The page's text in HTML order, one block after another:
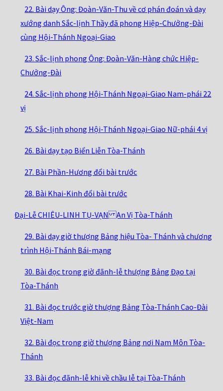
22. Bài dạy Ông: Đoàn-Văn-Thu về cơ phán đoán và dạy
xướng danh Sắc-lịnh Thầy đã phong Hiệp-Chưởng-Đài
cùng Hội-Thánh Ngoại-Giao
23. Sắc-lịnh phong Ông: Đoàn-Văn-Hàng chức Hiệp-
Chưởng-Đài
24. Sắc-lịnh phong Hội-Thánh Ngoại-Giao Nam-phái 22
vị
25. Sắc-lịnh phong Hội-Thánh Ngoại-Giao Nữ-phái 4 vị
26. Bài dạy tạo Biển Liễn Tòa-Thánh
27. Bài Phần-Hương đổi bài trước
28. Bài Khai-Kinh đổi bài trước
Đại-Lễ CHIÊU-LINH TỤ-VẠN An Vị Tòa-Thánh
29. Bài dạy giờ thượng Bảng hiệu Tòa- Thánh và chương
trình Hội-Thánh Bái-mạng
30. Bài đọc trong giờ đãnh-lễ thượng Bảng Đạo tại
Tòa-Thánh
31. Bài đọc trước giờ thượng Bảng Tòa-Thánh Cao-Đài
Việt-Nam
32. Bài đọc trong giờ thượng Bảng nơi Nam Môn Tòa-
Thánh
33. Bài đọc đãnh-lễ khi về chầu lễ tại Tòa-Thánh